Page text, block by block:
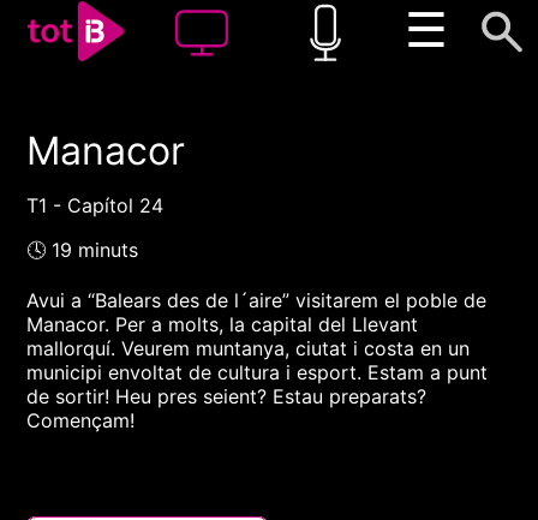
☰
00:00
Manacor
T1 - Capítol 24
🕓 19 minuts
Avui a “Balears des de l´aire” visitarem el poble de
Manacor. Per a molts, la capital del Llevant
mallorquí. Veurem muntanya, ciutat i costa en un
municipi envoltat de cultura i esport. Estam a punt
de sortir! Heu pres seient? Estau preparats?
Començam!